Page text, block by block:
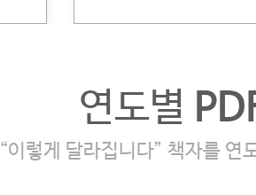
연도별
“이렇게 달라집니다” 책자를 연